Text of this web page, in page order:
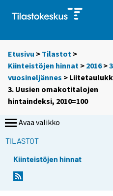
Etusivu > Tilastot >
Kiinteistöjen hinnat > 2016>
vuosineljännes >
3. Uusien omakotitalojen
hintaindeksi, 2010=100
Avaa valikko
TILASTOT
Kiinteistöjen hinnat